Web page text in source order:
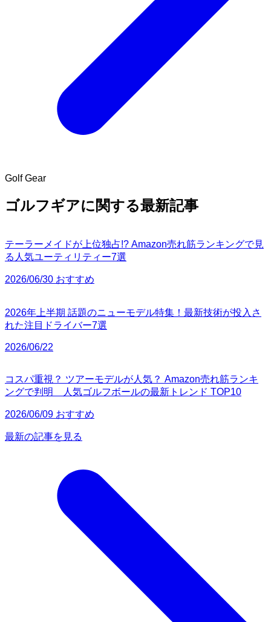
Golf Gear
ゴルフギアに関する最新記事
テーラーメイドが上位独占!? Amazon売れ筋ランキングで見
る人気ユーティリティー7選
2026/06/30 おすすめ
2026年上半期 話題のニューモデル特集！最新技術が投入さ
れた注目ドライバー7選
2026/06/22
コスパ重視？ ツアーモデルが人気？ Amazon売れ筋ランキ
ングで判明 人気ゴルフボールの最新トレンド TOP10
2026/06/09 おすすめ
最新の記事を見る